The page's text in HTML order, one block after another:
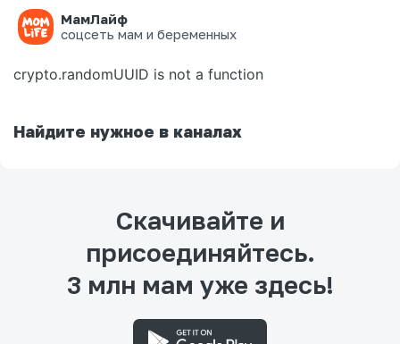
МамЛайф
соцсеть мам и беременных
Ошибка на странице
crypto.randomUUID is not a function
Найдите нужное в каналах
Скачивайте и
присоединяйтесь.
3 млн мам уже здесь!